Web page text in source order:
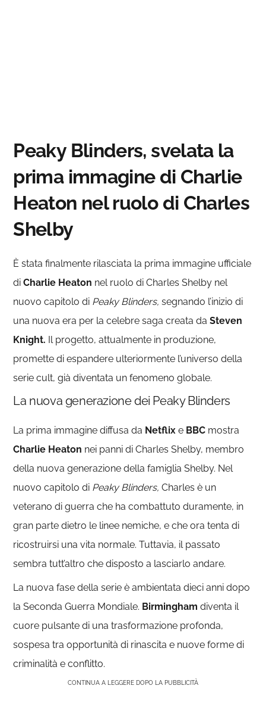
Peaky Blinders, svelata la
prima immagine di Charlie
Heaton nel ruolo di Charles
Shelby
È stata finalmente rilasciata la prima immagine ufficiale
diCharlie Heaton nel ruolo di Charles Shelby nel
nuovo capitolo di Peaky Blinders, segnando l’inizio di
una nuova era per la celebre saga creata daSteven
Knight. Il progetto, attualmente in produzione,
promette di espandere ulteriormente l’universo della
serie cult, già diventata un fenomeno globale.
La nuova generazione dei Peaky Blinders
La prima immagine diffusa da Netflix e BBC mostra
Charlie Heaton nei panni di Charles Shelby, membro
della nuova generazione della famiglia Shelby. Nel
nuovo capitolo di Peaky Blinders, Charles è un
veterano di guerra che ha combattuto duramente, in
gran parte dietro le linee nemiche, e che ora tenta di
ricostruirsi una vita normale. Tuttavia, il passato
sembra tutt’altro che disposto a lasciarlo andare.
La nuova fase della serie è ambientata dieci anni dopo
la Seconda Guerra Mondiale. Birmingham diventa il
cuore pulsante di una trasformazione profonda,
sospesa tra opportunità di rinascita e nuove forme di
criminalità e conflitto.
CONTINUA A LEGGERE DOPO LA PUBBLICITÀ